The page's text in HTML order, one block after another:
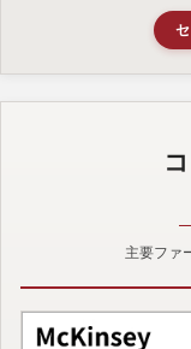
主要ファ